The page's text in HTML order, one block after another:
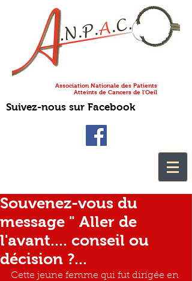
Association Nationale des Patients
Atteints de Cancers de l'Oeil
Suivez-nous sur Facebook
Souvenez-vous du
message " Aller de
l'avant.... conseil ou
décision ?...
Cette jeune femme qui fut dirigée en